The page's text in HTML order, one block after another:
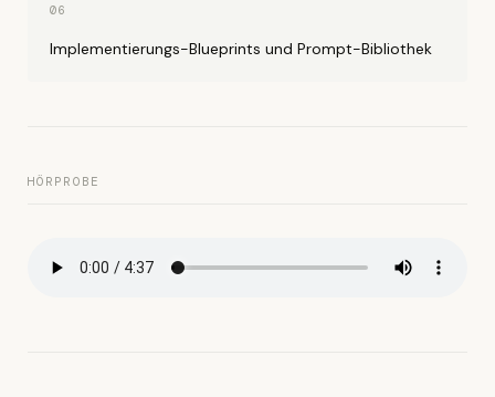
06
Implementierungs-Blueprints und Prompt-Bibliothek
HÖRPROBE